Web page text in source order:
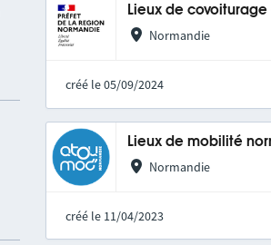
Lieux de
Normandie
créé le 05/09/2024
Lieux de mobilité
Normandie
créé le 11/04/2023